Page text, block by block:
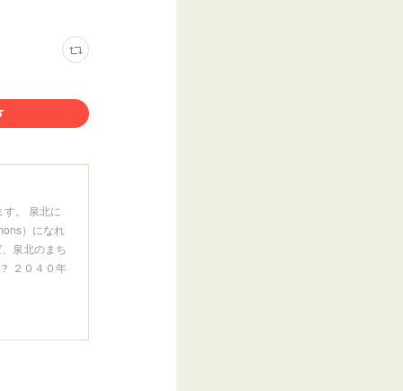
す。 泉北に
）になれ
泉北のまち
２０４０年